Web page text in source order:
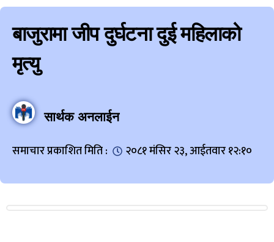
बाजुरामा जीप दुर्घटना दुई महिलाको
मृत्यु
सार्थक अनलाईन
समाचार प्रकाशित मिति : २०८१ मंसिर २३, आईतवार १२:१०